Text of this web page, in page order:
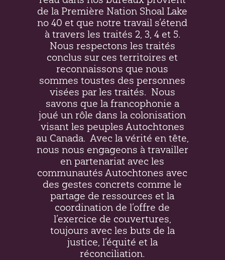
de la Première Nation Shoal Lake
no 40 et que notre travail s’étend
à travers les traités 2, 3, 4 et 5.
Nous respectons les traités
conclus sur ces territoires et
reconnaissons que nous
sommes toustes des personnes
visées par les traités. Nous
savons que la francophonie a
joué un rôle dans la colonisation
visant les peuples Autochtones
au Canada. Avec la vérité en tête,
nous nous engageons à travailler
en partenariat avec les
communautés Autochtones avec
des gestes concrets comme le
partage de ressources et la
coordination de l’offre de
l’exercice de couvertures,
toujours avec les buts de la
justice, l’équité et la
réconciliation.